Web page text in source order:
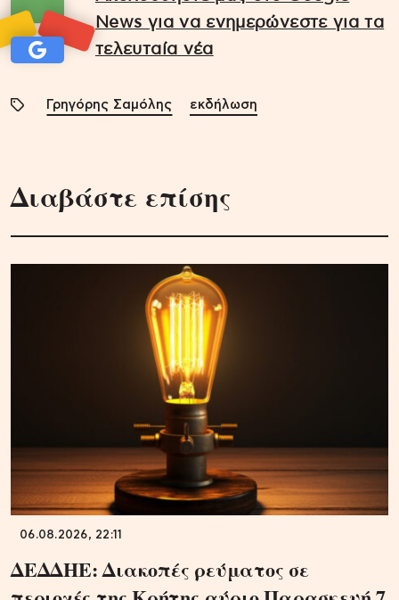
News για να ενημερώνεστε για τα
τελευταία νέα
Γρηγόρης Σαμόλης εκδήλωση
Διαβάστε επίσης
06.08.2026, 22:11
ΔΕΔΔΗΕ: Διακοπές ρεύματος σε